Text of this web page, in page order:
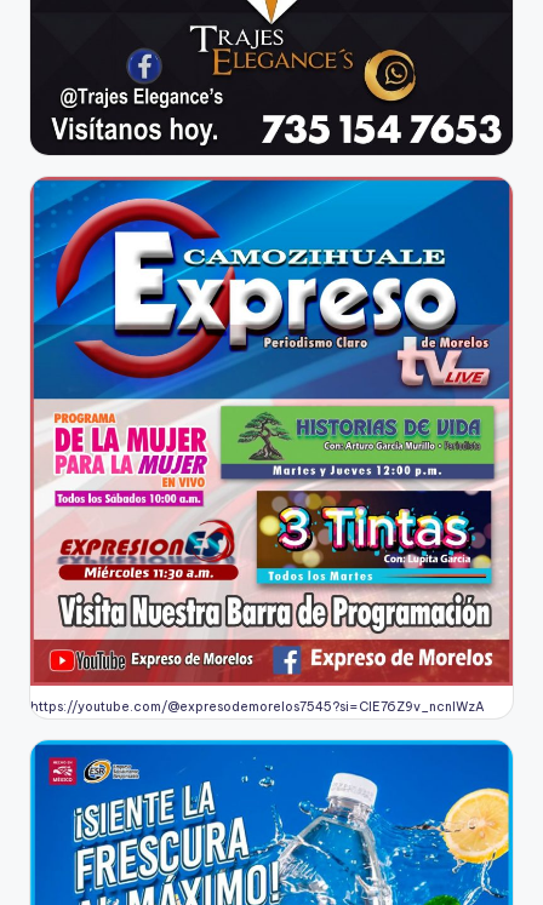
https://youtube.com/@expresodemorelos7545?si=CIE76Z9v_ncnlWzA